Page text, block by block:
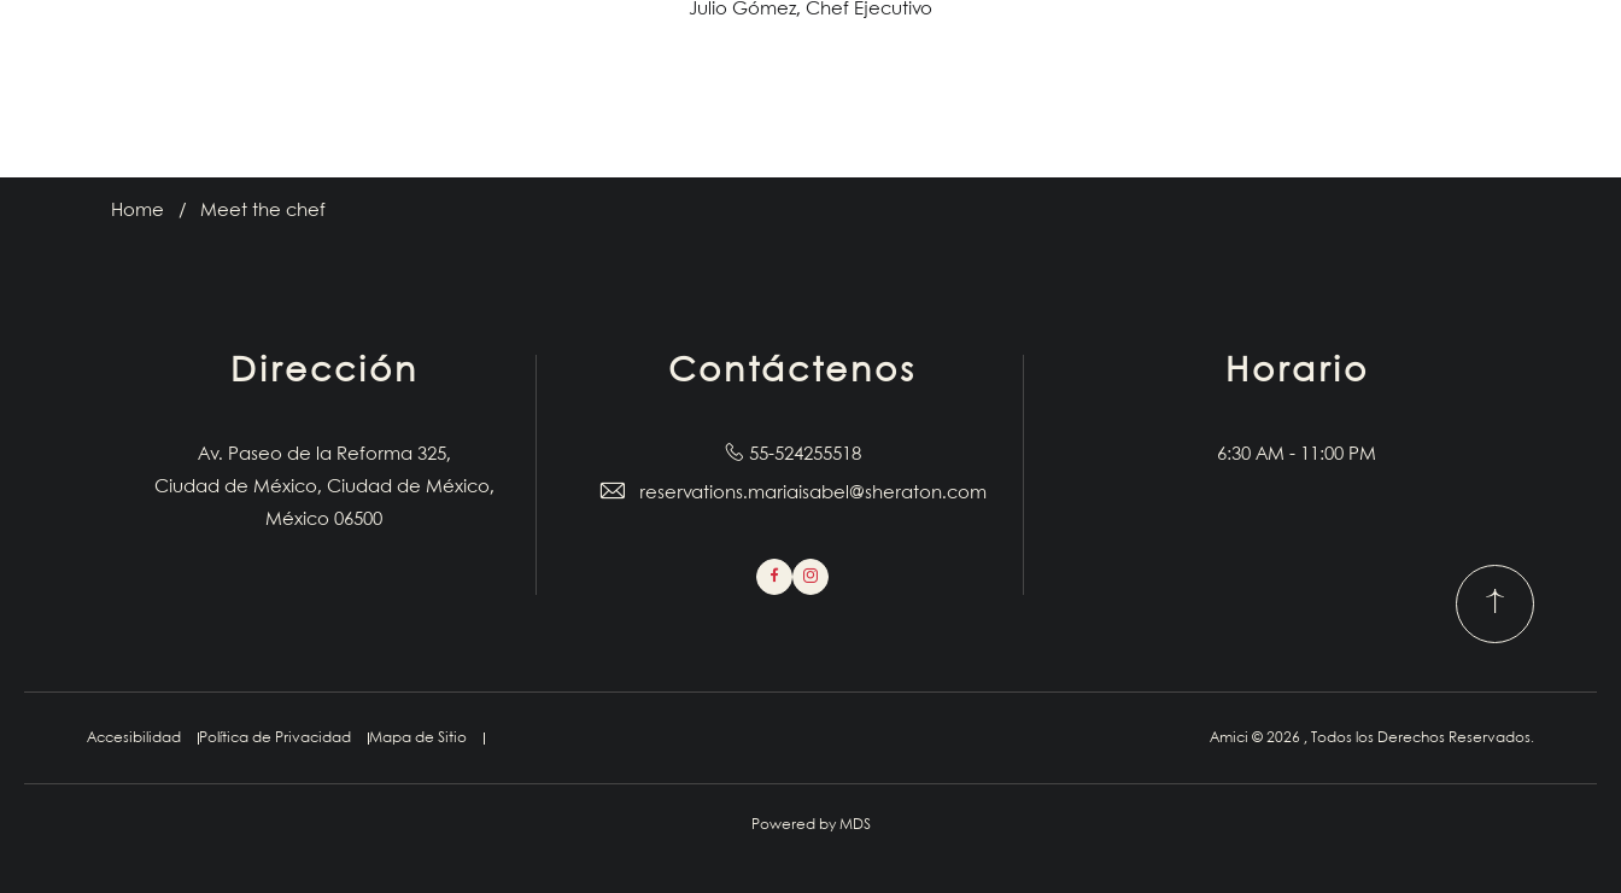
Julio Gómez, Chef Ejecutivo
Home Meet the chef
Dirección
Av. Paseo de la Reforma 325,
Ciudad de México, Ciudad de México,
México 06500
Contáctenos
55-524255518
reservations.mariaisabel@sheraton.com
FacebookInstagram
Horario
6:30 AM - 11:00 PM
Accesibilidad Política de Privacidad Mapa de Sitio Amici © 2026 , Todos los Derechos Reservados.
Powered by MDS